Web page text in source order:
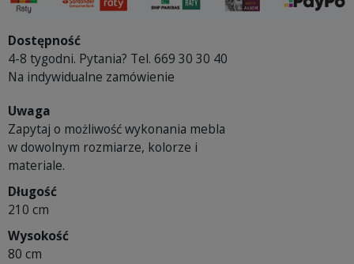
Dostępność
4-8 tygodni. Pytania? Tel. 669 30 30 40
Na indywidualne zamówienie
Uwaga
Zapytaj o możliwość wykonania mebla
w dowolnym rozmiarze, kolorze i
materiale.
Długość
210 cm
Wysokość
80 cm